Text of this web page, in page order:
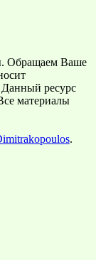
Обращаем Ваше
ресурс
материалы
.